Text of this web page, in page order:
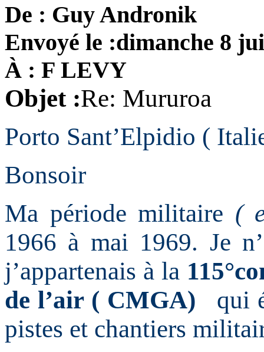
De : Guy Andronik
Envoyé le :dimanche 8
À : F LEVY
Objet :Re: Mururoa
Porto Sant’Elpidio (
Bonsoir
Ma période militaire (
1966 à mai 1969. Je
j’appartenais à la
de l’air ( CMGA)
qui
pistes et chantiers